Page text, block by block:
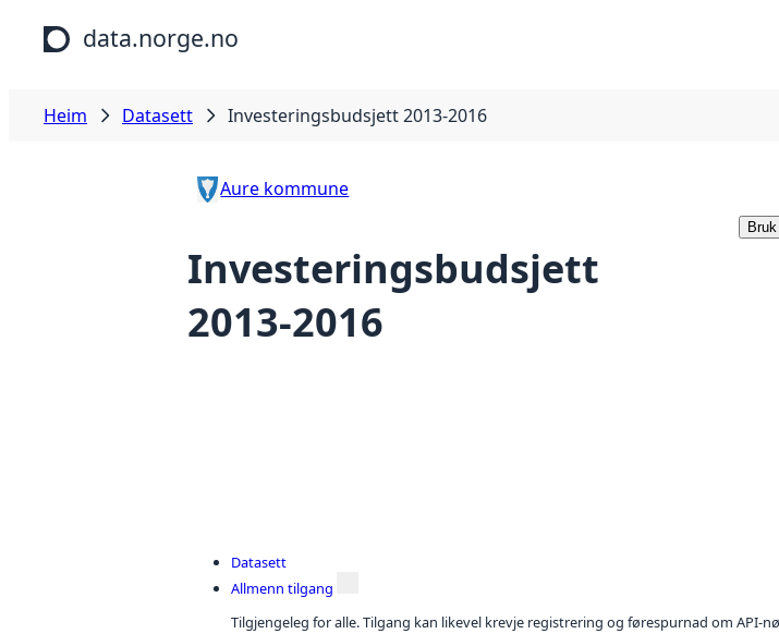
Hopp til hovudinnhald
data.norge.no
Heim Datasett Investeringsbudsjett 2013-2016
Aure kommune
Investeringsbudsjett
2013-2016
Datasett
Allmenn tilgang
Tilgjengeleg for alle. Tilgang kan likevel krevje registrering og førespurnad om API-